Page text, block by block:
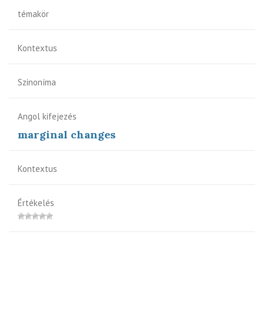
témakör
Kontextus
Szinoníma
Angol kifejezés
marginal changes
Kontextus
Értékelés